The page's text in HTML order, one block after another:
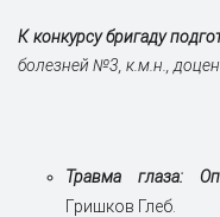
К конкурсу бригаду
болезней №3, к.м.н.,
Травма глаза:
Гришков Глеб.